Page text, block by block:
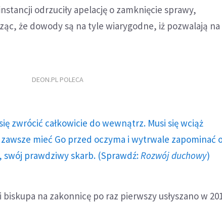
odrzuciły apelację o zamknięcie sprawy,
że dowody są na tyle wiarygodne, iż pozwalają na
DEON.PL POLECA
zwrócić całkowicie do wewnątrz. Musi się wciąż
mieć Go przed oczyma i wytrwale zapominać
swój prawdziwy skarb. (Sprawdź: Rozwój duchowy)
na zakonnicę po raz pierwszy usłyszano w